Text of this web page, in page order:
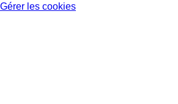
Gérer les cookies